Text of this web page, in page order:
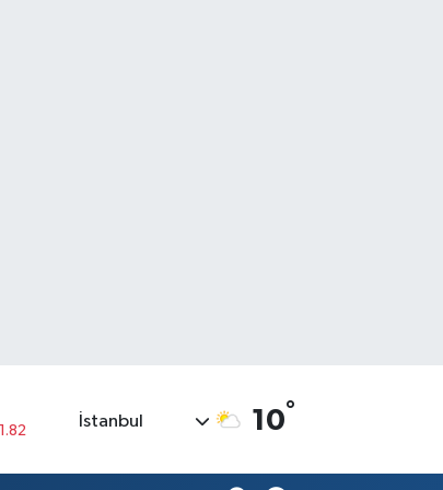
İstanbul 10°